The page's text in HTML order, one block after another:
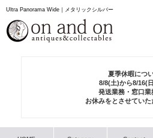
Ultra Panorama Wide｜メタリックシルバー
夏季休暇につ
8/8(土)から8/16(
発送業務・窓口業
お休みをとさせていた